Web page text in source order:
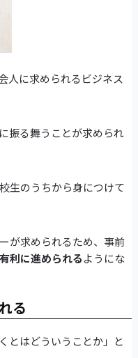
人に求められるビジネス
振る舞うことが求められ
生のうちから身につけて
が求められるため、事前
利に進められるようにな
る
とはどういうことか」と